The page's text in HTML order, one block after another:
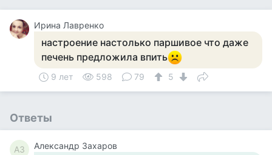
Ирина Лавренко
настроение настолько паршивое что даже
печень предложила впить
9 лет 598 79 5
Ответы
АЗ Александр Захаров